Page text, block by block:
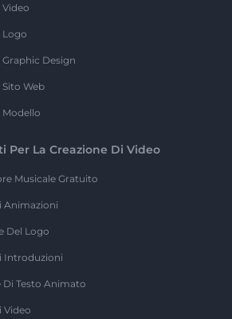
Video
Logo
Graphic Design
Sito Web
Modello
Per La Creazione Di Video
Musicale Gratuito
Animazioni
Del Logo
Introduzioni
Di Testo Animato
Video